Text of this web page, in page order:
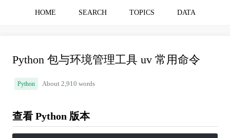
HOME SEARCH TOPICS DATA
Python 包与环境管理工具 uv 常用命令
Python About 2,910 words
查看 Python 版本